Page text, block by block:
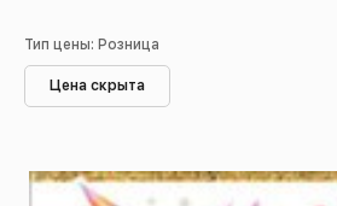
Тип цены: Розница
Цена скрыта